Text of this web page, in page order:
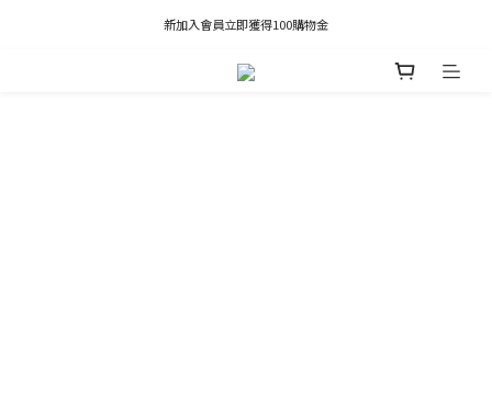
凡推薦新客加入會員，推薦人享有獎勵購物金80元；新客享有新客購物金50元。
新加入會員立即獲得100購物金
凡推薦新客加入會員，推薦人享有獎勵購物金80元；新客享有新客購物金50元。